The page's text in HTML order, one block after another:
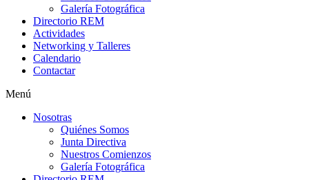
Galería Fotográfica
Directorio REM
Actividades
Networking y Talleres
Calendario
Contactar
Menú
Nosotras
Quiénes Somos
Junta Directiva
Nuestros Comienzos
Galería Fotográfica